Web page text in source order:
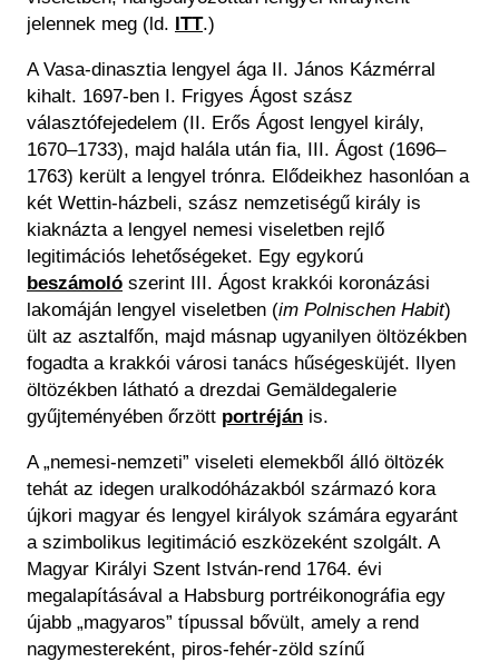
jelennek meg (ld. ITT.)
A Vasa-dinasztia lengyel ága II. János Kázmérral
kihalt. 1697-ben I. Frigyes Ágost szász
választófejedelem (II. Erős Ágost lengyel király,
1670–1733), majd halála után fia, III. Ágost (1696–
1763) került a lengyel trónra. Elődeikhez hasonlóan a
két Wettin-házbeli, szász nemzetiségű király is
kiaknázta a lengyel nemesi viseletben rejlő
legitimációs lehetőségeket. Egy egykorú
beszámoló szerint III. Ágost krakkói koronázási
lakomáján lengyel viseletben (im Polnischen Habit)
ült az asztalfőn, majd másnap ugyanilyen öltözékben
fogadta a krakkói városi tanács hűségesküjét. Ilyen
öltözékben látható a drezdai Gemäldegalerie
gyűjteményében őrzött portréján is.
A „nemesi-nemzeti” viseleti elemekből álló öltözék
tehát az idegen uralkodóházakból származó kora
újkori magyar és lengyel királyok számára egyaránt
a szimbolikus legitimáció eszközeként szolgált. A
Magyar Királyi Szent István-rend 1764. évi
megalapításával a Habsburg portréikonográfia egy
újabb „magyaros” típussal bővült, amely a rend
nagymestereként, piros-fehér-zöld színű